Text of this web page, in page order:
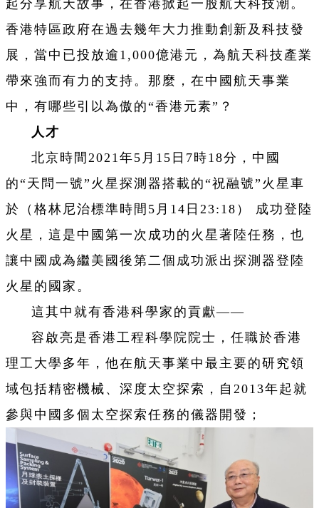
起分享航天故事，在香港掀起一股航天科技潮。
香港特區政府在過去幾年大力推動創新及科技發
展，當中已投放逾1,000億港元，為航天科技產業
帶來強而有力的支持。那麼，在中國航天事業
中，有哪些引以為傲的“香港元素”？
人才
北京時間2021年5月15日7時18分，中國
的“天問一號”火星探測器搭載的“祝融號”火星車
於（格林尼治標準時間5月14日23:18） 成功登陸
火星，這是中國第一次成功的火星著陸任務，也
讓中國成為繼美國後第二個成功派出探測器登陸
火星的國家。
這其中就有香港科學家的貢獻——
容啟亮是香港工程科學院院士，任職於香港
理工大學多年，他在航天事業中最主要的研究領
域包括精密機械、深度太空探索，自2013年起就
參與中國多個太空探索任務的儀器開發；